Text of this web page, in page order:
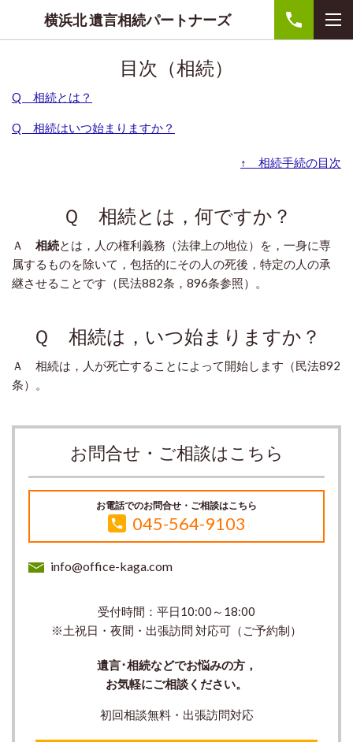
横浜北 遺言相続パートナーズ
目次（相続）
Q 相続とは？
Q 相続はいつ始まりますか？
↑ 相続手続の目次
Ｑ 相続とは，何ですか？
Ａ 相続とは，人の権利義務（法律上の地位）を，一身に専
属するものを除いて，包括的にその人の死後，特定の人の承
継させることです（民法882条，896条参照）。
Ｑ 相続は，いつ始まりますか？
Ａ 相続は，人が死亡することによって開始します（民法892
条）。
お問合せ・ご相談はこちら
お電話でのお問合せ・ご相談はこちら
045-564-9103
info@office-kaga.com
受付時間：平日10:00～18:00
※土祝日・夜間・出張訪問 対応可（ご予約制）
遺言･相続などでお悩みの方，
お気軽にご相談ください。
初回相談無料・出張訪問対応